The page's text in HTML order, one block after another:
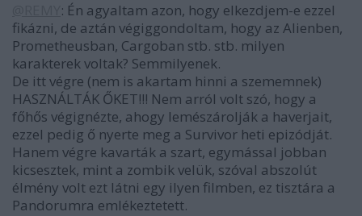
: Én agyaltam azon, hogy elkezdjem-e ezzel
fikázni, de aztán végiggondoltam, hogy az Alienben,
Prometheusban, Cargoban stb. stb. milyen
karakterek voltak? Semmilyenek.
De itt végre (nem is akartam hinni a szememnek)
HASZNÁLTÁK ŐKET!!! Nem arról volt szó, hogy a
főhős végignézte, ahogy lemészárolják a haverjait,
ezzel pedig ő nyerte meg a Survivor heti epizódját.
Hanem végre kavarták a szart, egymással jobban
kicsesztek, mint a zombik velük, szóval abszolút
élmény volt ezt látni egy ilyen filmben, ez tisztára a
Pandorumra emlékeztetett.